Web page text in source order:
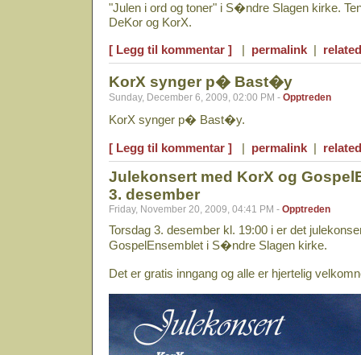
"Julen i ord og toner" i S�ndre Slagen kirke.
DeKor og KorX.
[ Legg til kommentar ] | permalink |
KorX synger p� Bast�y
Sunday, December 6, 2009, 02:00 PM - Opptreden
KorX synger p� Bast�y.
[ Legg til kommentar ] | permalink |
Julekonsert med KorX og
3. desember
Friday, November 20, 2009, 04:41 PM - Opptreden
Torsdag 3. desember kl. 19:00 i er det
GospelEnsemblet i S�ndre Slagen kirke.
Det er gratis inngang og alle er hjertelig